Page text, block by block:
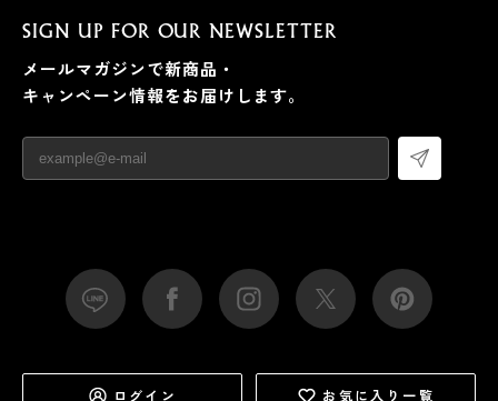
SIGN UP FOR OUR NEWSLETTER
メールマガジンで新商品・
キャンペーン情報をお届けします。
ログイン お気に入り一覧